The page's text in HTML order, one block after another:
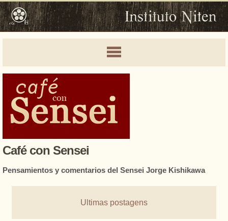
Café con Sensei
Pensamientos y comentarios del Sensei Jorge Kishikawa
Ultimas postagens